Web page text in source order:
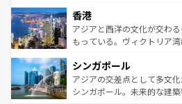
とつ。フォーやバインミー、
ひ現地で味わいたい。どの
が旅行者を迎えてくれるの
参照してほしい。
の活気が交差している。北部
帯で自然と触れ合い、南部
いビーチでリゾート気分を
激する。気候は一年中温暖
が待っている。親しみやす
た文化、そして多様な観光
香港
アジアと西洋の文化が交わ
もっている。ヴィクトリア
み、どこを訪れても感動する
ており、効率よく見どころ
うな絶景から文化的な体験
シンガポール
アジアの交差点として多文
シンガポール。未来的な建